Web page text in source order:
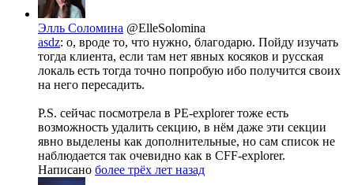
Элль Соломина @ElleSolomina
asdz: о, вроде то, что нужно, благодарю. Пойду изучать
тогда клиента, если там нет явных косяков и русская
локаль есть тогда точно попробую ибо получится своих
на него пересадить.
P.S. сейчас посмотрела в PE-explorer тоже есть
возможность удалить секцию, в нём даже эти секции
явно выделены как дополнительные, но сам список не
наблюдается так очевидно как в CFF-explorer.
Написано более трёх лет назад